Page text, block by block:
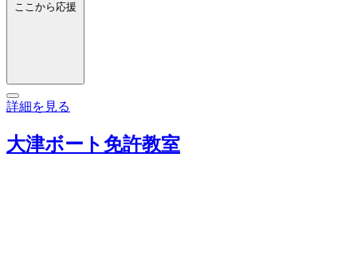
ここから応援
詳細を見る
大津ボート免許教室